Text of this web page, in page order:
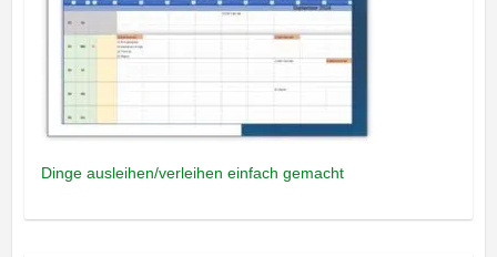
Dinge ausleihen/verleihen einfach gemacht